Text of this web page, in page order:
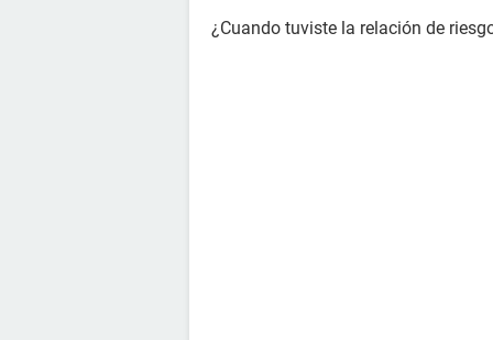
¿Cuando tuviste la relación de